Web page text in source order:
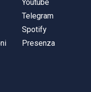
Youtube
Telegram
Spotify
Presenza